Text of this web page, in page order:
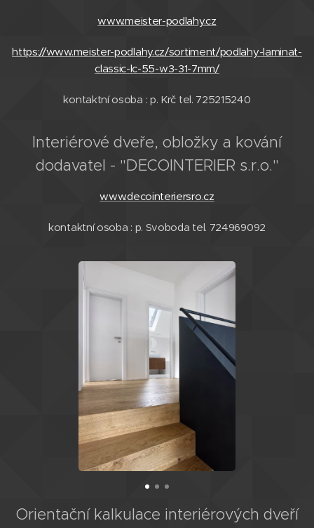
www.meister-podlahy.cz
https://www.meister-podlahy.cz/sortiment/podlahy-laminat-
classic-lc-55-w3-31-7mm/
kontaktní osoba : p. Krč tel. 725215240
Interiérové dveře, obložky a kování
dodavatel - "DECOINTERIER s.r.o."
www.decointeriersro.cz
kontaktní osoba : p. Svoboda tel. 724969092
Orientační kalkulace interiérových dveří